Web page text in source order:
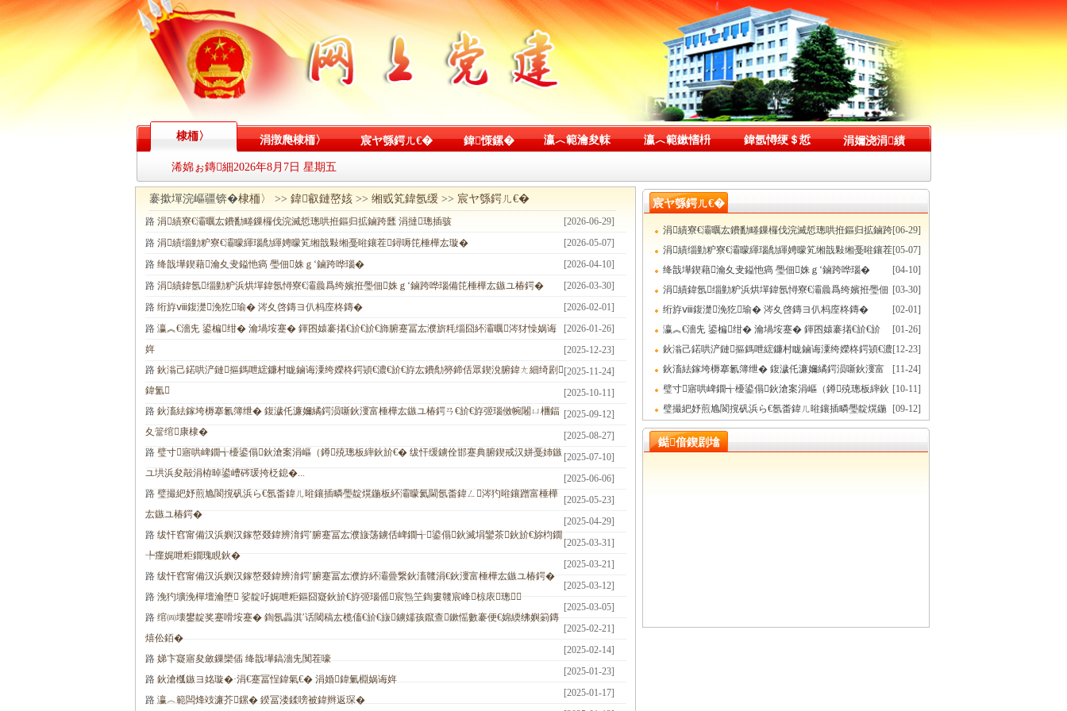
棣栭〉 涓撴爮棣栭〉 宸ヤ綔鍔ㄦ€� 鍏憡鏍� 瀛︿範瀹夋帓 瀛︿範鏉愭枡 鍏氬憳绠＄悊 涓嬭浇涓績
浠婂ぉ鏄細2026年8月7日 星期五
褰撳墠浣嶇疆锛�棣栭〉 >> 鍏叡鏈嶅姟>> 缃戜笂鍏氬缓>> 宸ヤ綔鍔ㄦ€�
路 涓績寮€灞曞厷鐨勫畻鏁欏伐浣滅悊璁哄拰鏂归拡鏀跨瓥 涓撻璁插骇
[2026-06-29]
路 涓績缁勭粐寮€灞曚緷瑙勪緷娉曚笂缃戠敤缃戞暀鑲茬鐞嗕笓棰樺厷璇�
[2026-05-07]
路 绛戠墷鍥藉瀹夊叏鎰忚瘑 璺佃姝ｇ‘鏀跨哗瑙�
[2026-04-10]
路 涓績鍏氬缁勭粐浜烘墠鍏氬憳寮€灞曟爲绔嬪拰璺佃姝ｇ‘鏀跨哗瑙備笓棰樺厷鏃ユ椿鍔�
[2026-03-30]
路 绗斿ⅷ鍑濋浼犵瑜� 涔夊啓鏄ヨ仈杩庢柊鏄�
[2026-02-01]
路 瀛︽€濇兂 鍙楄绀� 瀹堝垵蹇� 鍕囨媴褰撯€斺€斺€斾腑蹇冨厷濮旂粍缁囧紑灞曞涔犲懆娲诲
姩
[2026-01-26]
路 鈥滃己鍩哄浐鏈摳鎷呭綋鐮村眬鏀诲潥绔嬫柊鍔熲€濃€斺€斿厷鐨勪簩鍗佸眾鍥涗腑鍏ㄤ細绮剧
鍏氳
[2025-12-23]
路 鈥滀紶鎵垮槈搴氱簿绁� 鍑濊仛濂嬭繘鍔涢噺鈥濅富棰樺厷鏃ユ椿鍔ㄢ€斺€斿弬瑙傚帵闂ㄩ檲鍢
夊簹绾康棣�
[2025-11-24]
路 璧寸寤哄崥鐗╅櫌鍙傝鈥滄案涓嶇（鐏殑璁板繂鈥斺€� 绂忓缓鐪佺邯蹇典腑鍥戒汉姘戞姉鏃
ユ垬浜夋毃涓栫晫鍙嶆硶瑗挎柉鎴�...
[2025-10-11]
路 璧撮紦妤煎尯閬撹矾浜ら€氬畨鍏ㄦ暀鑲插疄璺靛熀鍦板紑灞曚氦閫氬畨鍏ㄥ涔犳暀鑲蹭富棰樺
厷鏃ユ椿鍔�
[2025-09-12]
路 绂忓窞甯備汉浜嬩汉鎵嶅叕鍏辨湇鍔′腑蹇冨厷濮旇荡鐪佸崥鐗╅鍙傝鈥滅埍鑾茶鈥斺€旀枃鐗
╄瘽娓呭粔鐗瑰睍鈥�
[2025-08-27]
路 绂忓窞甯備汉浜嬩汉鎵嶅叕鍏辨湇鍔′腑蹇冨厷濮斿紑灞曡繋鈥滀竷涓€鈥濅富棰樺厷鏃ユ椿鍔�
[2025-07-10]
路 浼犳壙浼樿壇瀹堕 娑靛吇娓呭粔鏂囧寲鈥斺€斿弬瑙傜宸炰笁鍧婁竷宸峰椋庡璁
[2025-06-06]
路 绾㈣壊鐢靛奖蹇嗗垵蹇� 鍧氬畾淇′话閾稿厷榄傗€斺€旇鐪嬬孩鑹查鏉愮數褰便€婂緛绋嬩箣鏄
熺伀銆�
[2025-05-23]
路 娣卞寲寤夋斂鏁欒偛 绛戠墷鎬濇兂闃茬嚎
[2025-04-29]
路 鈥滄槬鏃ヨ姳璇�·涓€蹇冨悜鍏氣€� 涓婚鍏氭棩娲诲姩
[2025-03-31]
路 瀛︿範闆烽攱濂芥鏍� 鍨冨溇鍒嗙被鍏辫返琛�
[2025-03-21]
[2025-03-12]
[2025-03-05]
[2025-02-21]
[2025-02-14]
[2025-01-23]
[2025-01-17]
宸ヤ綔鍔ㄦ€�
[06-29]
涓績寮€灞曞厷鐨勫畻鏁欏伐浣滅悊璁哄拰鏂归拡鏀跨
瓥 涓撻璁插骇
[05-07]
涓績缁勭粐寮€灞曚緷瑙勪緷娉曚笂缃戠敤缃戞暀鑲茬
鐞嗕笓棰樺厷璇�
[04-10]
绛戠墷鍥藉瀹夊叏鎰忚瘑 璺佃姝ｇ‘鏀跨哗瑙�
[03-30]
涓績鍏氬缁勭粐浜烘墠鍏氬憳寮€灞曟爲绔嬪拰璺佃
姝ｇ‘鏀跨哗瑙備笓棰樺厷鏃ユ椿鍔�
[02-01]
绗斿ⅷ鍑濋浼犵瑜� 涔夊啓鏄ヨ仈杩庢柊鏄�
[01-26]
瀛︽€濇兂 鍙楄绀� 瀹堝垵蹇� 鍕囨媴褰撯€斺€斺
€斾腑蹇冨厷濮旂粍缁囧紑灞曞涔犲懆娲诲姩
[12-23]
鈥滃己鍩哄浐鏈摳鎷呭綋鐮村眬鏀诲潥绔嬫柊鍔熲€濃
€斺€斿厷鐨勪簩鍗佸眾鍥涗腑鍏ㄤ細绮剧鍏氳
[11-24]
鈥滀紶鎵垮槈搴氱簿绁� 鍑濊仛濂嬭繘鍔涢噺鈥濅富
棰樺厷鏃ユ椿鍔ㄢ€斺€斿弬瑙傚帵闂ㄩ檲鍢夊簹绾康棣�[10-11]
璧寸寤哄崥鐗╅櫌鍙傝鈥滄案涓嶇（鐏殑璁板繂鈥
斺€� 绂忓缓鐪佺邯蹇典腑鍥戒汉姘戞姉鏃ユ垬浜夋毃涓栫晫鍙
嶆硶瑗挎柉鎴樹簤鑳滃埄80鍛ㄥ勾鏂囩尞灞曗€�
[09-12]
璧撮紦妤煎尯閬撹矾浜ら€氬畨鍏ㄦ暀鑲插疄璺靛熀鍦
板紑灞曚氦閫氬畨鍏ㄥ涔犳暀鑲蹭富棰樺厷鏃ユ椿鍔�
鐑偣鍥剧墖